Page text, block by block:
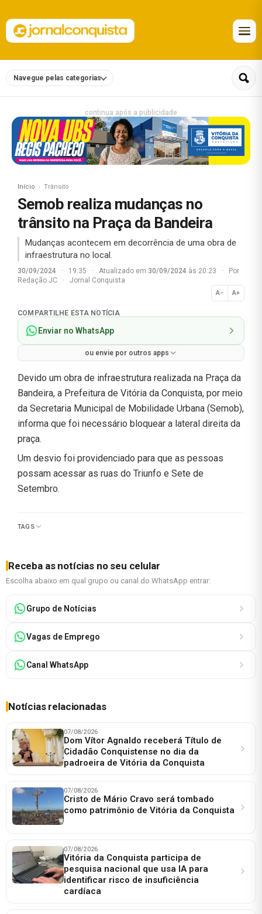
Navegue pelas categorias
continua após a publicidade
Início Trânsito
Semob realiza mudanças no
trânsito na Praça da Bandeira
Mudanças acontecem em decorrência de uma obra de
infraestrutura no local.
30/09/2024 · 19:35 · Atualizado em 30/09/2024 às 20:23 ·
Por
Redação JC
· Jornal Conquista
A− A+
Normal
COMPARTILHE ESTA NOTÍCIA
Enviar no WhatsApp
ou envie por outros apps
Devido um obra de infraestrutura realizada na Praça da
Bandeira, a Prefeitura de Vitória da Conquista, por meio
da Secretaria Municipal de Mobilidade Urbana (Semob),
informa que foi necessário bloquear a lateral direita da
praça.
Um desvio foi providenciado para que as pessoas
possam acessar as ruas do Triunfo e Sete de
Setembro.
TAGS
Receba as notícias no seu celular
Escolha abaixo em qual grupo ou canal do WhatsApp entrar:
Grupo de Notícias
Vagas de Emprego
Canal WhatsApp
Notícias relacionadas
07/08/2026
Dom Vítor Agnaldo receberá Título de
Cidadão Conquistense no dia da
padroeira de Vitória da Conquista
07/08/2026
Cristo de Mário Cravo será tombado
como patrimônio de Vitória da Conquista
07/08/2026
Vitória da Conquista participa de
pesquisa nacional que usa IA para
identificar risco de insuficiência
cardíaca